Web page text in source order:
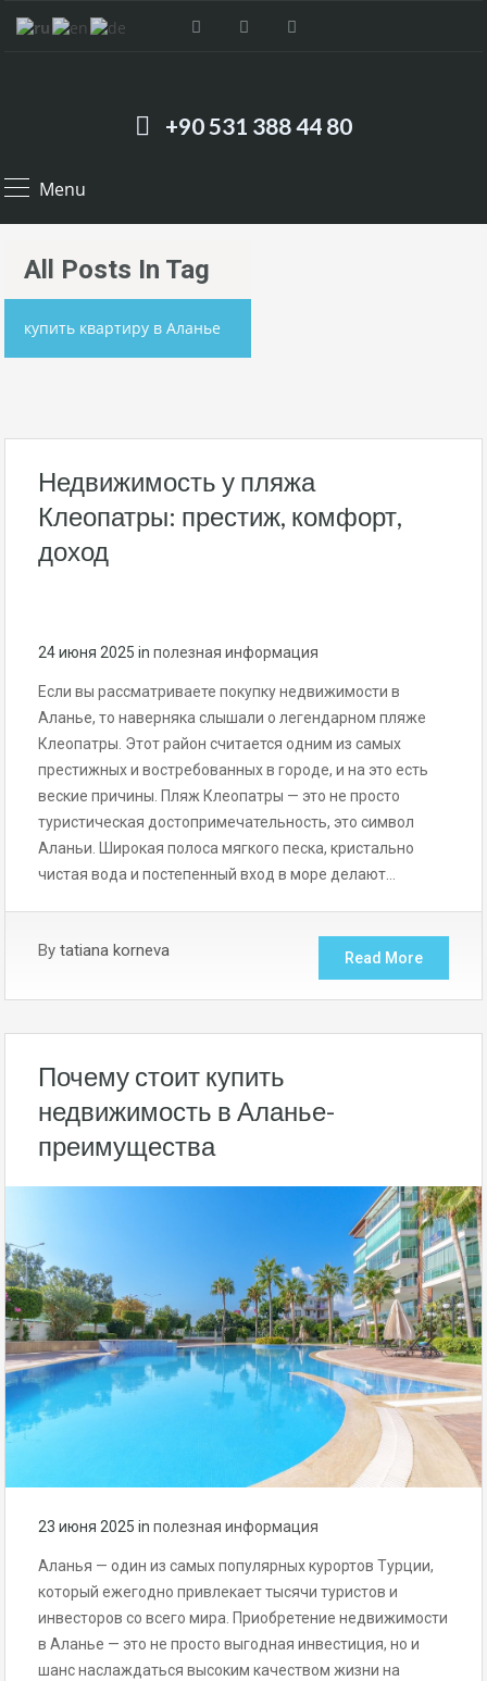
+90 531 388 44 80
Menu
All Posts In Tag
купить квартиру в Аланье
Недвижимость у пляжа
Клеопатры: престиж, комфорт,
доход
24 июня 2025 in полезная информация
Если вы рассматриваете покупку недвижимости в
Аланье, то наверняка слышали о легендарном пляже
Клеопатры. Этот район считается одним из самых
престижных и востребованных в городе, и на это есть
веские причины. Пляж Клеопатры — это не просто
туристическая достопримечательность, это символ
Аланьи. Широкая полоса мягкого песка, кристально
чистая вода и постепенный вход в море делают…
By tatiana korneva Read More
Почему стоит купить
недвижимость в Аланье-
преимущества
23 июня 2025 in полезная информация
Аланья — один из самых популярных курортов Турции,
который ежегодно привлекает тысячи туристов и
инвесторов со всего мира. Приобретение недвижимости
в Аланье — это не просто выгодная инвестиция, но и
шанс наслаждаться высоким качеством жизни на